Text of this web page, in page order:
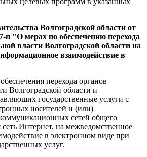
Волгоградской области от
п "О мерах по обеспечению перехода
власти Волгоградской области на
взаимодействие в
перехода органов
Волгоградской области и
государственные услуги с
носителей и (или)
сетей общего
Интернет, на межведомственное
в электронном виде при
услуг.